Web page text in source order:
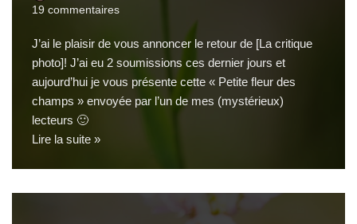
19 commentaires
J’ai le plaisir de vous annoncer le retour de [La critique
photo]! J’ai eu 2 soumissions ces dernier jours et
aujourd’hui je vous présente cette « Petite fleur des
champs » envoyée par l’un de mes (mystérieux)
lecteurs 🙂
Lire la suite »